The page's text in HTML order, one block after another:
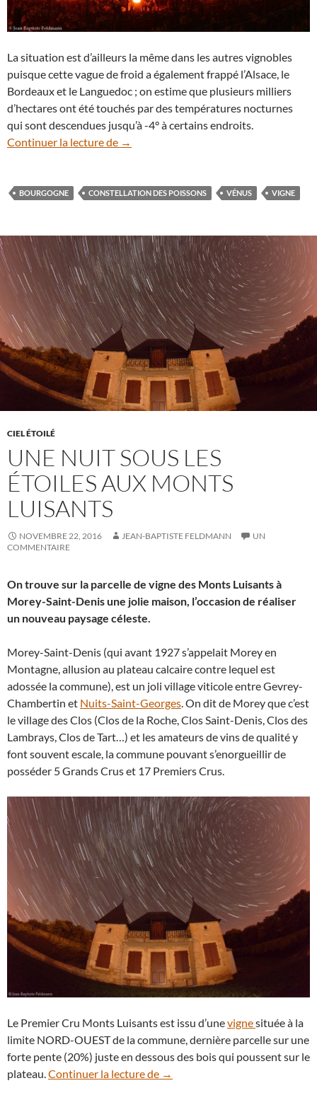
La situation est d’ailleurs la même dans les autres vignobles
puisque cette vague de froid a également frappé l’Alsace, le
Bordeaux et le Languedoc ; on estime que plusieurs milliers
d’hectares ont été touchés par des températures nocturnes
qui sont descendues jusqu’à -4° à certains endroits.
Continuer la lecture de Vénus brille à l’aube quand la
→
BOURGOGNE CONSTELLATION DES POISSONS VÉNUS VIGNE
CIEL ÉTOILÉ
UNE NUIT SOUS LES
ÉTOILES AUX MONTS
LUISANTS
NOVEMBRE 22, 2016 JEAN-BAPTISTE FELDMANN
UN
COMMENTAIRE
On trouve sur la parcelle de vigne des Monts Luisants à
Morey-Saint-Denis une jolie maison, l’occasion de réaliser
un nouveau paysage céleste.
Morey-Saint-Denis (qui avant 1927 s’appelait Morey en
Montagne, allusion au plateau calcaire contre lequel est
adossée la commune), est un joli village viticole entre Gevrey-
Chambertin et Nuits-Saint-Georges. On dit de Morey que c’est
le village des Clos (Clos de la Roche, Clos Saint-Denis, Clos des
Lambrays, Clos de Tart…) et les amateurs de vins de qualité y
font souvent escale, la commune pouvant s’enorgueillir de
posséder 5 Grands Crus et 17 Premiers Crus.
Le Premier Cru Monts Luisants est issu d’unevignesituée à la
limite NORD-OUEST de la commune, dernière parcelle sur une
forte pente (20%) juste en dessous des bois qui poussent sur le
plateau.Continuer la lecture de Une nuit sous les étoiles aux
→